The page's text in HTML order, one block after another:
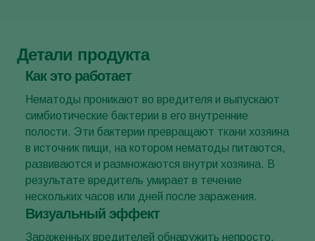
Детали продукта
Как это работает
Нематоды проникают во вредителя и выпускают
симбиотические бактерии в его внутренние
полости. Эти бактерии превращают ткани хозяина
в источник пищи, на котором нематоды питаются,
развиваются и размножаются внутри хозяина. В
результате вредитель умирает в течение
нескольких часов или дней после заражения.
Визуальный эффект
Зараженных вредителей обнаружить непросто,